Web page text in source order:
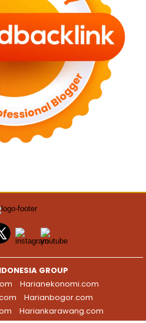
GROUP
Harianekonomi.com
Harianbogor.com
Hariankarawang.com